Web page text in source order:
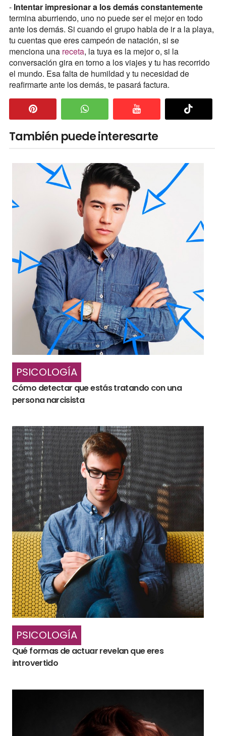
- Intentar impresionar a los demás constantemente
termina aburriendo, uno no puede ser el mejor en todo
ante los demás. Si cuando el grupo habla de ir a la playa,
tu cuentas que eres campeón de natación, si se
menciona una receta, la tuya es la mejor o, si la
conversación gira en torno a los viajes y tu has recorrido
el mundo. Esa falta de humildad y tu necesidad de
reafirmarte ante los demás, te pasará factura.
También puede interesarte
PSICOLOGÍA
Cómo detectar que estás tratando con una
persona narcisista
PSICOLOGÍA
Qué formas de actuar revelan que eres
introvertido